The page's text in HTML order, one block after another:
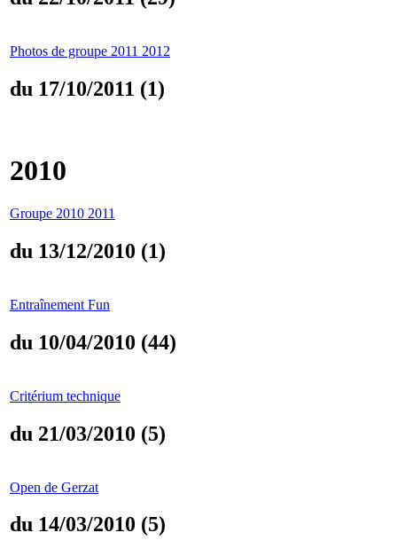
Photos de groupe 2011 2012
du 17/10/2011 (1)
2010
Groupe 2010 2011
du 13/12/2010 (1)
Entraînement Fun
du 10/04/2010 (44)
Critérium technique
du 21/03/2010 (5)
Open de Gerzat
du 14/03/2010 (5)